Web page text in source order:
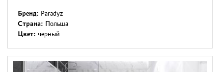
Бренд: Paradyz
Страна: Польша
Цвет: черный